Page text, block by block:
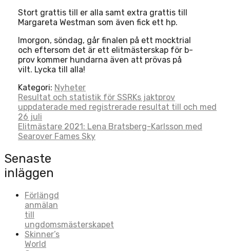
Stort grattis till er alla samt extra grattis till
Margareta Westman som även fick ett hp.
Imorgon, söndag, går finalen på ett mocktrial
och eftersom det är ett elitmästerskap för b-
prov kommer hundarna även att prövas på
vilt. Lycka till alla!
Kategori: Nyheter
Post
navigation
Resultat och statistik för SSRKs jaktprov
uppdaterade med registrerade resultat till och med
26 juli
Elitmästare 2021: Lena Bratsberg-Karlsson med
Searover Fames Sky
Senaste
inläggen
Förlängd
anmälan
till
ungdomsmästerskapet
Skinner’s
World